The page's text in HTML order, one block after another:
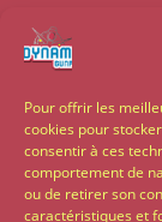
Pour offrir les
cookies pour
consentir à ces
comportement de
ou de retirer son
caractéristiques et